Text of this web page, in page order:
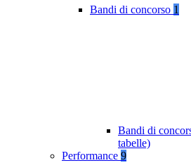
Bandi di concorso 1
Bandi di
tabelle)
Performance 9